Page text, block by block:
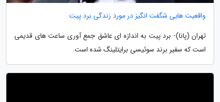
واقعیت هایی شگفت انگیز در مورد زندگی برد پیت
تهران (پانا)- برد پیت به اندازه ای عاشق جمع آوری ساعت های قدیمی
است که سفیر برند سوئیسی برایتلینگ شده است.